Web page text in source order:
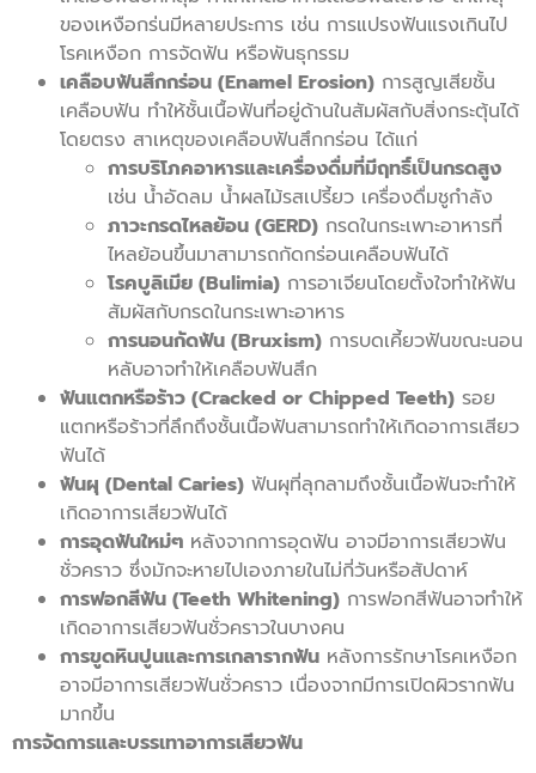
ของเหงือกร่นมีหลายประการ เช่น การแปรงฟันแรงเกินไป
โรคเหงือก การจัดฟัน หรือพันธุกรรม
เคลือบฟันสึกกร่อน (Enamel Erosion) การสูญเสียชั้น
เคลือบฟัน ทำให้ชั้นเนื้อฟันที่อยู่ด้านในสัมผัสกับสิ่งกระตุ้นได้
โดยตรง สาเหตุของเคลือบฟันสึกกร่อน ได้แก่
การบริโภคอาหารและเครื่องดื่มที่มีฤทธิ์เป็นกรดสูง
เช่น น้ำอัดลม น้ำผลไม้รสเปรี้ยว เครื่องดื่มชูกำลัง
ภาวะกรดไหลย้อน (GERD) กรดในกระเพาะอาหารที่
ไหลย้อนขึ้นมาสามารถกัดกร่อนเคลือบฟันได้
โรคบูลิเมีย (Bulimia) การอาเจียนโดยตั้งใจทำให้ฟัน
สัมผัสกับกรดในกระเพาะอาหาร
การนอนกัดฟัน (Bruxism) การบดเคี้ยวฟันขณะนอน
หลับอาจทำให้เคลือบฟันสึก
ฟันแตกหรือร้าว (Cracked or Chipped Teeth) รอย
แตกหรือร้าวที่ลึกถึงชั้นเนื้อฟันสามารถทำให้เกิดอาการเสียว
ฟันได้
ฟันผุ (Dental Caries) ฟันผุที่ลุกลามถึงชั้นเนื้อฟันจะทำให้
เกิดอาการเสียวฟันได้
การอุดฟันใหม่ๆ หลังจากการอุดฟัน อาจมีอาการเสียวฟัน
ชั่วคราว ซึ่งมักจะหายไปเองภายในไม่กี่วันหรือสัปดาห์
การฟอกสีฟัน (Teeth Whitening) การฟอกสีฟันอาจทำให้
เกิดอาการเสียวฟันชั่วคราวในบางคน
การขูดหินปูนและการเกลารากฟัน หลังการรักษาโรคเหงือก
อาจมีอาการเสียวฟันชั่วคราว เนื่องจากมีการเปิดผิวรากฟัน
มากขึ้น
การจัดการและบรรเทาอาการเสียวฟัน